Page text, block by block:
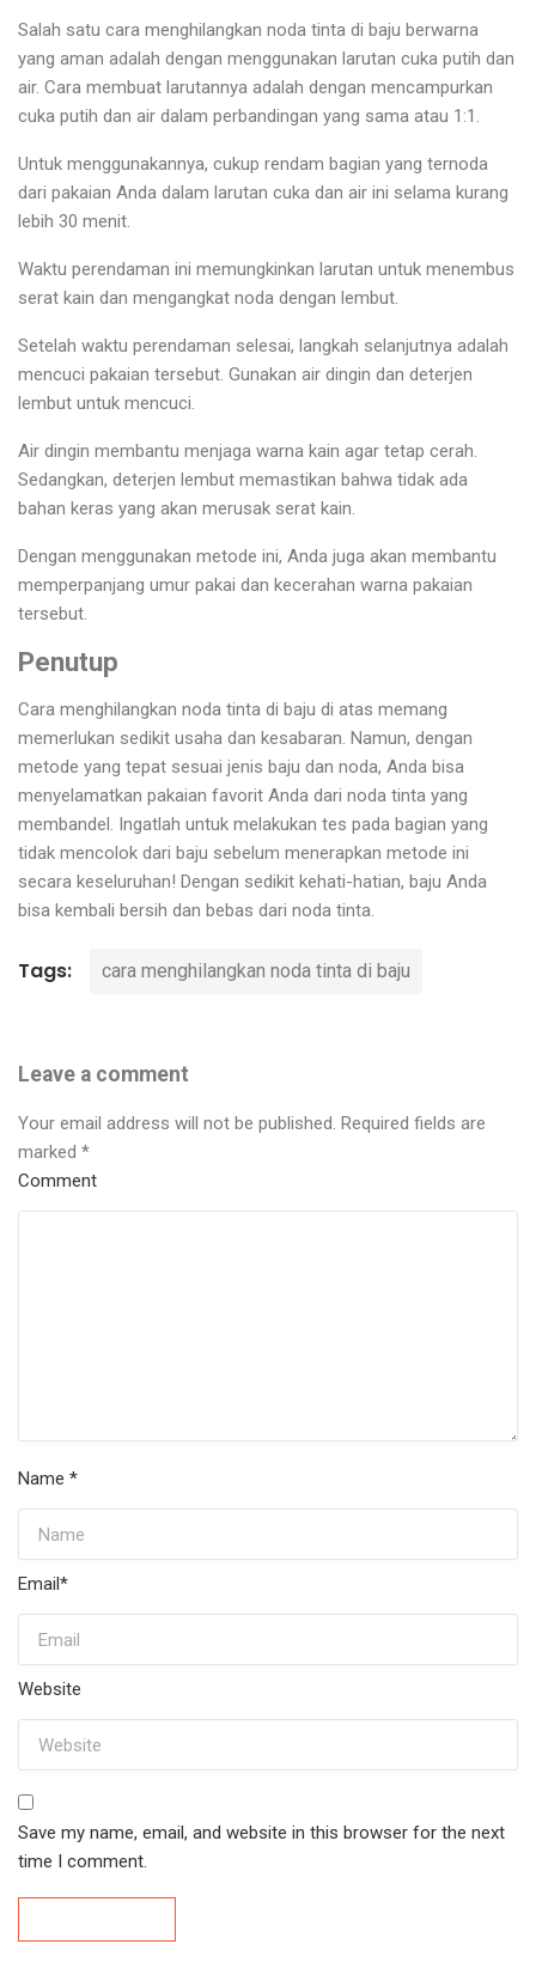
Salah satu cara menghilangkan noda tinta di baju berwarna
yang aman adalah dengan menggunakan larutan cuka putih dan
air. Cara membuat larutannya adalah dengan mencampurkan
cuka putih dan air dalam perbandingan yang sama atau 1:1.
Untuk menggunakannya, cukup rendam bagian yang ternoda
dari pakaian Anda dalam larutan cuka dan air ini selama kurang
lebih 30 menit.
Waktu perendaman ini memungkinkan larutan untuk menembus
serat kain dan mengangkat noda dengan lembut.
Setelah waktu perendaman selesai, langkah selanjutnya adalah
mencuci pakaian tersebut. Gunakan air dingin dan deterjen
lembut untuk mencuci.
Air dingin membantu menjaga warna kain agar tetap cerah.
Sedangkan, deterjen lembut memastikan bahwa tidak ada
bahan keras yang akan merusak serat kain.
Dengan menggunakan metode ini, Anda juga akan membantu
memperpanjang umur pakai dan kecerahan warna pakaian
tersebut.
Penutup
Cara menghilangkan noda tinta di baju di atas memang
memerlukan sedikit usaha dan kesabaran. Namun, dengan
metode yang tepat sesuai jenis baju dan noda, Anda bisa
menyelamatkan pakaian favorit Anda dari noda tinta yang
membandel. Ingatlah untuk melakukan tes pada bagian yang
tidak mencolok dari baju sebelum menerapkan metode ini
secara keseluruhan! Dengan sedikit kehati-hatian, baju Anda
bisa kembali bersih dan bebas dari noda tinta.
Tags: cara menghilangkan noda tinta di baju
Leave a comment
Your email address will not be published. Required fields are
marked *
Comment
Name *
Email*
Website
Save my name, email, and website in this browser for the next
time I comment.